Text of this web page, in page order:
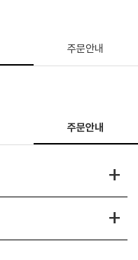
주문안내
주문안내
+
+